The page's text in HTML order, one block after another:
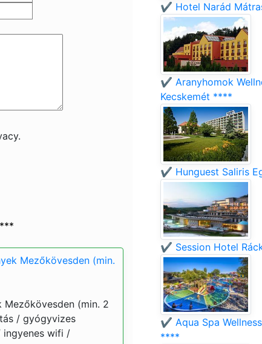
Mezőkövesden (min.
Mezőkövesden (min. 2
/ gyógyvizes
ingyenes wifi /
✔️ Hotel Narád
✔️ Aranyhomok
Kecskemét ****
✔️ Hunguest Saliris
✔️ Session Hotel
✔️ Aqua Spa
****